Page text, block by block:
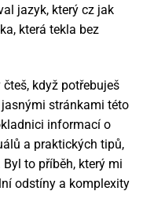
jazyk, který cz jak
která tekla bez
když potřebuješ
stránkami této
informací o
a praktických tipů,
to příběh, který mi
odstíny a komplexity